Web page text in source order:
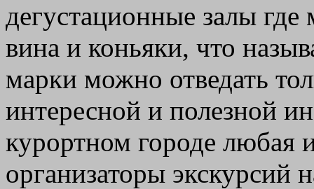
дегустационные залы
вина и коньяки, что
марки можно отведать
интересной и полезной
курортном городе любая
организаторы экскурсий